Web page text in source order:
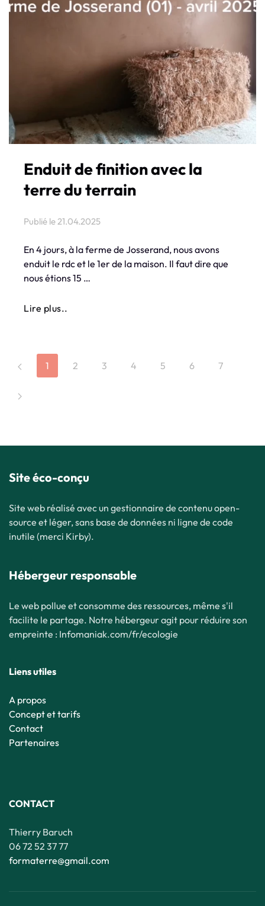
Enduit de finition avec la
terre du terrain
Publié le 21.04.2025
En 4 jours, à la ferme de Josserand, nous avons
enduit le rdc et le 1er de la maison. Il faut dire que
nous étions 15 …
Lire plus..
1 2 3 4 5 6 7
Site éco-conçu
Site web réalisé avec un gestionnaire de contenu open-
source et léger, sans base de données ni ligne de code
inutile (merci Kirby).
Hébergeur responsable
Le web pollue et consomme des ressources, même s'il
facilite le partage. Notre hébergeur agit pour réduire son
empreinte : Infomaniak.com/fr/ecologie
Liens utiles
A propos
Concept et tarifs
Contact
Partenaires
CONTACT
Thierry Baruch
06 72 52 37 77
formaterre@gmail.com